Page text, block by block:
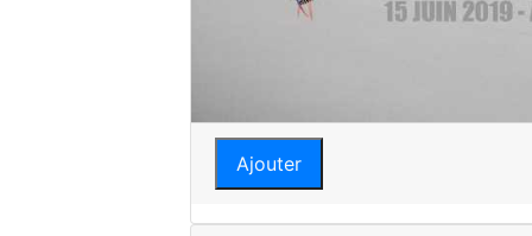
Ajouter